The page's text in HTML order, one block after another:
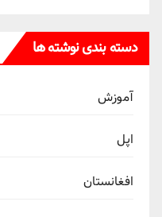
دسته بندی نوشته ها
آموزش
اپل
افغانستان